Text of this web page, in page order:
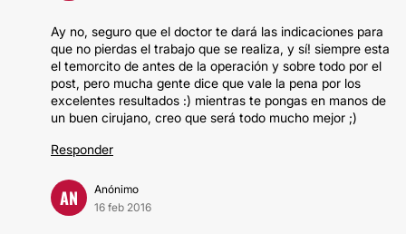
Ay no, seguro que el doctor te dará las indicaciones para
que no pierdas el trabajo que se realiza, y sí! siempre esta
el temorcito de antes de la operación y sobre todo por el
post, pero mucha gente dice que vale la pena por los
excelentes resultados :) mientras te pongas en manos de
un buen cirujano, creo que será todo mucho mejor ;)
Responder
AN
Anónimo
16 feb 2016